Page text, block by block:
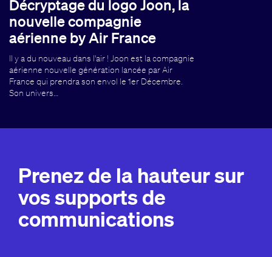
Décryptage du logo Joon, la
nouvelle compagnie
aérienne by Air France
Il y a du nouveau dans l'air ! Joon est la compagnie
aérienne nouvelle génération lancée par Air
France qui prendra son envol le 1er Décembre.
Son univers…
Prenez de la hauteur sur
vos supports de
communications